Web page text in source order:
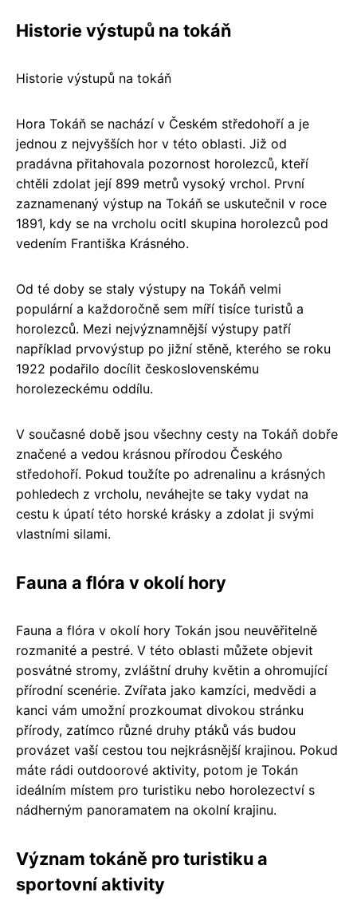
Historie výstupů na tokáň
Historie výstupů na tokáň
Hora Tokáň se nachází v Českém středohoří a je
jednou z nejvyšších hor v této oblasti. Již od
pradávna přitahovala pozornost horolezců, kteří
chtěli zdolat její 899 metrů vysoký vrchol. První
zaznamenaný výstup na Tokáň se uskutečnil v roce
1891, kdy se na vrcholu ocitl skupina horolezců pod
vedením Františka Krásného.
Od té doby se staly výstupy na Tokáň velmi
populární a každoročně sem míří tisíce turistů a
horolezců. Mezi nejvýznamnější výstupy patří
například prvovýstup po jižní stěně, kterého se roku
1922 podařilo docílit československému
horolezeckému oddílu.
V současné době jsou všechny cesty na Tokáň dobře
značené a vedou krásnou přírodou Českého
středohoří. Pokud toužíte po adrenalinu a krásných
pohledech z vrcholu, neváhejte se taky vydat na
cestu k úpatí této horské krásky a zdolat ji svými
vlastními silami.
Fauna a flóra v okolí hory
Fauna a flóra v okolí hory Tokán jsou neuvěřitelně
rozmanité a pestré. V této oblasti můžete objevit
posvátné stromy, zvláštní druhy květin a ohromující
přírodní scenérie. Zvířata jako kamzíci, medvědi a
kanci vám umožní prozkoumat divokou stránku
přírody, zatímco různé druhy ptáků vás budou
provázet vaší cestou tou nejkrásnější krajinou. Pokud
máte rádi outdoorové aktivity, potom je Tokán
ideálním místem pro turistiku nebo horolezectví s
nádherným panoramatem na okolní krajinu.
Význam tokáně pro turistiku a
sportovní aktivity